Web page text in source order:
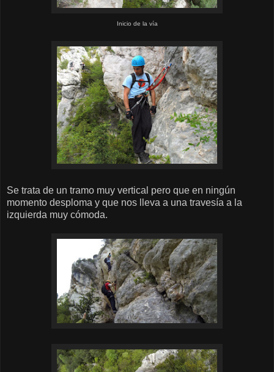
Inicio de la vía
Se trata de un tramo muy vertical pero que en ningún
momento desploma y que nos lleva a una travesía a la
izquierda muy cómoda.